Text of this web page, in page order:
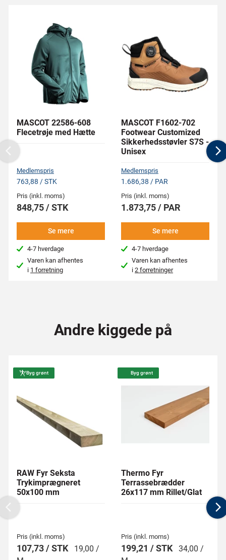
MASCOT 22586-608
Flecetrøje med Hætte
Medlemspris
763,88 / STK
Pris (inkl. moms)
848,75 / STK
Se mere
4-7 hverdage
Varen kan afhentes
i 1 forretning
MASCOT F1602-702
Footwear Customized
Sikkerhedsstøvler S7S -
Unisex
Medlemspris
1.686,38 / PAR
Pris (inkl. moms)
1.873,75 / PAR
Se mere
4-7 hverdage
Varen kan afhentes
i2 forretninger
Previous
Andre kiggede på
Byg grønt
RAW Fyr Seksta
Trykimprægneret
50x100 mm
Pris (inkl. moms)
107,73 / STK
19,00 /
Byg grønt
Thermo Fyr
Terrassebrædder
26x117 mm Rillet/Glat
Pris (inkl. moms)
199,21 / STK 34,00 /
Previous